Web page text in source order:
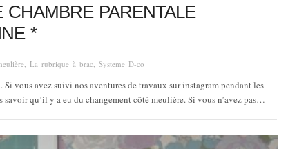
PARENTALE
*
, La rubrique à brac, Systeme D-co
vous avez suivi nos aventures de travaux sur instagram pendant les
savoir qu’il y a eu du changement côté meulière. Si vous n’avez pas…